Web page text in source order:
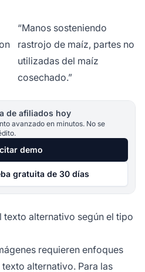
“Manos sosteniendo
rastrojo de maíz, partes no
utilizadas del maíz
cosechado.”
de afiliados hoy
avanzado en minutos. No se
demo
gratuita de 30 días
texto alternativo según el tipo
requieren enfoques
alternativo. Para las